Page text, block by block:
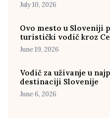
July 10, 2026
Ovo mesto u Sloveniji
turistički vodič kroz
June 19, 2026
Vodič za uživanje u
destinaciji Slovenije
June 6, 2026